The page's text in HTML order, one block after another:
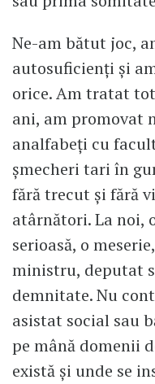
Ne-am bătut joc,
autosuficienți și
orice. Am tratat
ani, am promovat
analfabeți cu
șmecheri tari în
fără trecut și fără
atârnători. La noi,
serioasă, o
ministru, deputat
demnitate. Nu
asistat social sau
pe mână domenii
există și unde se